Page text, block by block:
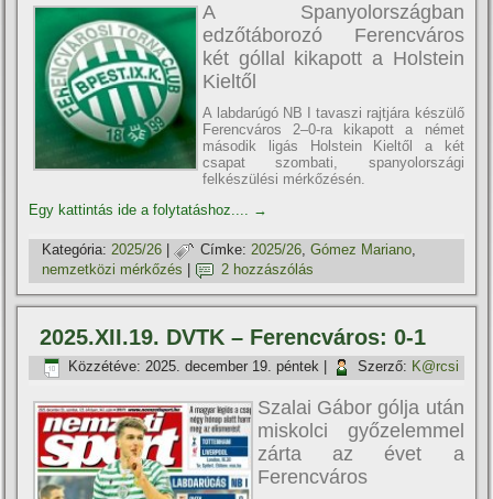
A Spanyolországban
edzőtáborozó Ferencváros
két góllal kikapott a Holstein
Kieltől
A labdarúgó NB I tavaszi rajtjára készülő
Ferencváros 2–0-ra kikapott a német
második ligás Holstein Kieltől a két
csapat szombati, spanyolországi
felkészülési mérkőzésén.
Egy kattintás ide a folytatáshoz.... →
Kategória: 2025/26 | Címke: 2025/26,Gómez Mariano,
nemzetközi mérkőzés
2 hozzászólás
2025.XII.19. DVTK – Ferencváros: 0-1
Közzétéve: 2025. december 19. péntek Szerző: K@rcsi
Szalai Gábor gólja után
miskolci győzelemmel
zárta az évet a
Ferencváros